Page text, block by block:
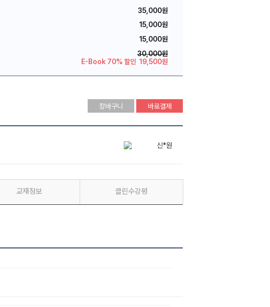
35,000원
15,000원
15,000원
30,000원
E-Book 70% 할인 19,500원
장바구니 바로결제
신*원
교재정보 클린수강평